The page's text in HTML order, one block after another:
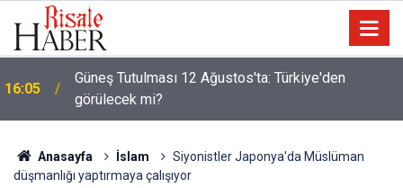
16:05
Güneş Tutulması 12 Ağustos'ta: Türkiye'den
görülecek mi?
Anasayfa İslam
Siyonistler Japonya'da Müslüman
düşmanlığı yaptırmaya çalışıyor